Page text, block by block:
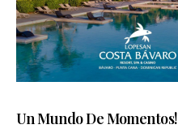
Un Mundo De Momentos!